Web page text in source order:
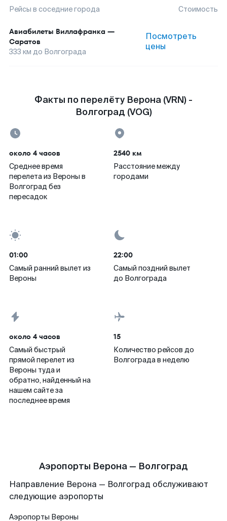
Рейсы в соседние города Стоимость
Авиабилеты Виллафранка —
Саратов
333 км до Волгограда
Посмотреть
цены
Факты по перелёту Верона (VRN) -
Волгоград (VOG)
около 4 часов
Среднее время
перелета из Вероны в
Волгоград без
пересадок
2540 км
Расстояние между
городами
01:00
Самый ранний вылет из
Вероны
22:00
Самый поздний вылет
до Волгограда
около 4 часов
Самый быстрый
прямой перелет из
Вероны туда и
обратно, найденный на
нашем сайте за
последнее время
15
Количество рейсов до
Волгограда в неделю
Аэропорты Верона — Волгоград
Направление Верона — Волгоград обслуживают
следующие аэропорты
Аэропорты Вероны